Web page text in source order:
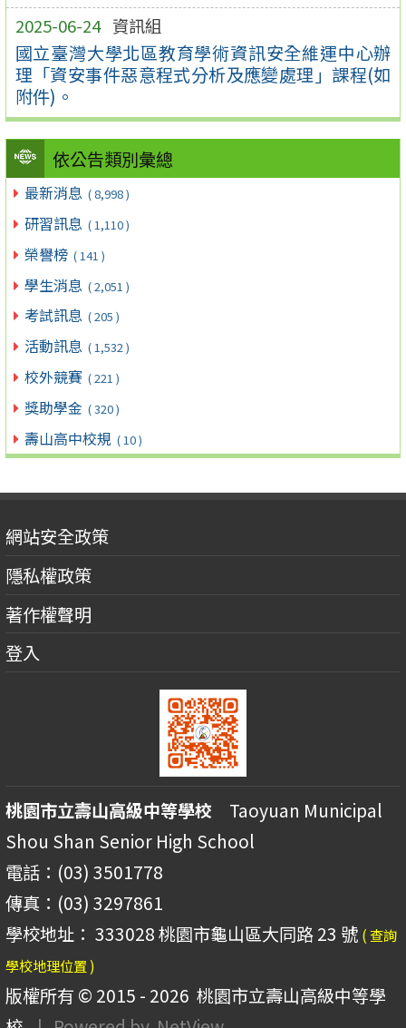
2025-06-24 資訊組
國立臺灣大學北區教育學術資訊安全維運中心辦
理「資安事件惡意程式分析及應變處理」課程(如
附件)。
依公告類別彙總
最新消息 ( 8,998 )
研習訊息 ( 1,110 )
榮譽榜 ( 141 )
學生消息 ( 2,051 )
考試訊息 ( 205 )
活動訊息 ( 1,532 )
校外競賽 ( 221 )
獎助學金 ( 320 )
壽山高中校規 ( 10 )
網站安全政策
隱私權政策
著作權聲明
登入
桃園市立壽山高級中等學校 Taoyuan Municipal
Shou Shan Senior High School
電話：(03) 3501778
傳真：(03) 3297861
學校地址： 333028 桃園市龜山區大同路 23 號 ( 查詢
學校地理位置 )
版權所有 © 2015 - 2026 桃園市立壽山高級中等學